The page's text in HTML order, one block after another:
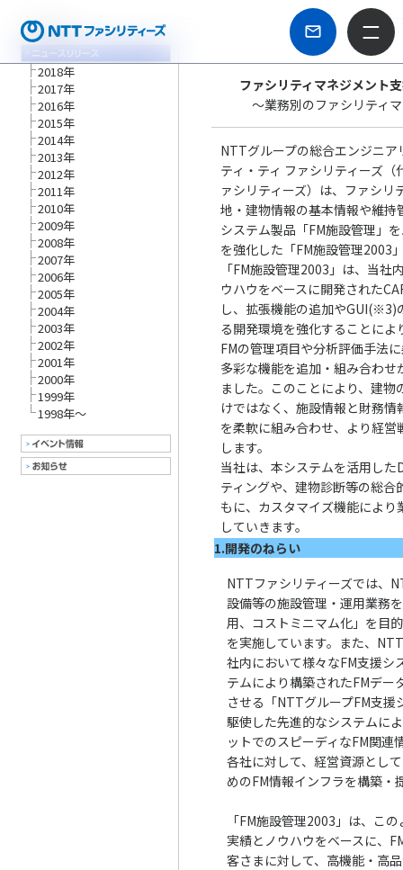
2018年
2017年
2016年
2015年
2014年
2013年
2012年
2011年
2010年
2009年
2008年
2007年
2006年
2005年
2004年
2003年
2002年
2001年
2000年
1999年
1998年～
ファシリティマネジメント
～業務別のファシリティ
NTTグループの総合エンジニ
ティ・ティ ファシリティーズ
ァシリティーズ）は、ファシ
地・建物情報の基本情報や維
システム製品「FM施設管理」
を強化した「FM施設管理2003
「FM施設管理2003」は、当
ウハウをベースに開発された
し、拡張機能の追加やGUI(※3)
る開発環境を強化することに
FMの管理項目や分析評価手法
多彩な機能を追加・組み合わ
ました。このことにより、建
けではなく、施設情報と財務
を柔軟に組み合わせ、より経
します。
当社は、本システムを活用し
ティングや、建物診断等の総
もに、カスタマイズ機能によ
していきます。
1.開発のねらい
NTTファシリティーズでは、
設備等の施設管理・運用業務
用、コストミニマム化」を目
を実施しています。また、
社内において様々なFM支援シ
テムにより構築されたFMデー
させる「NTTグループFM支
駆使した先進的なシステムに
ットでのスピーディなFM関
各社に対して、経営資源とし
めのFM情報インフラを構築・
「FM施設管理2003」は、こ
実績とノウハウをベースに、
客さまに対して、高機能・高